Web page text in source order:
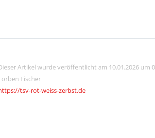
Artikel wurde veröffentlicht am 10.01.2026 um
Fischer
tsv-rot-weiss-zerbst.de